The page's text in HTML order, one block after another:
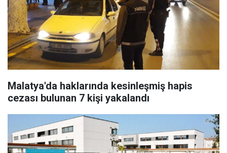
Malatya'da haklarında kesinleşmiş hapis
cezası bulunan 7 kişi yakalandı